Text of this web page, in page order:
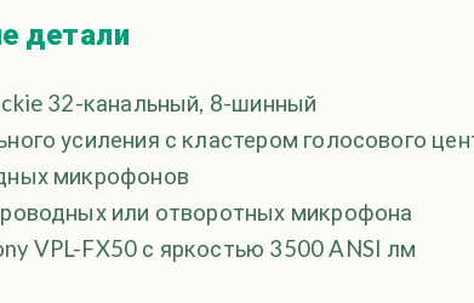
детали
32-канальный, 8-шинный
усиления с кластером голосового
микрофонов
или отворотных микрофона
VPL-FX50 с яркостью 3500 ANSI лм